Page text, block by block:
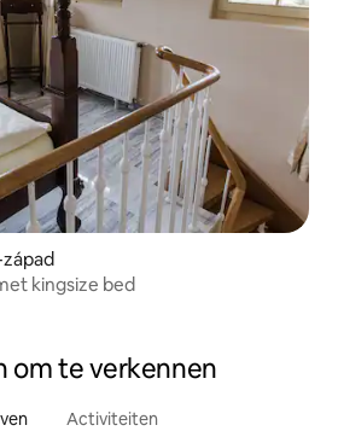
kingsize bed
om te verkennen
Activiteiten